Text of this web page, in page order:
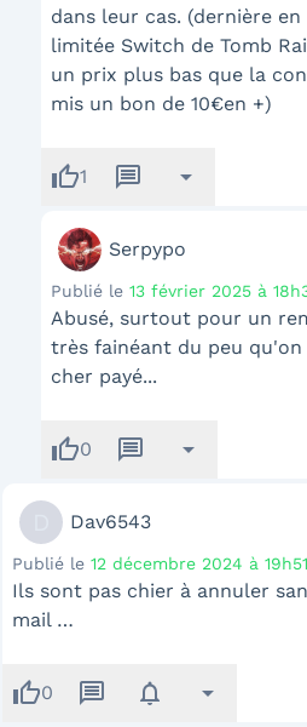
dans leur cas. (dernière
limitée Switch de Tomb
un prix plus bas que la
mis un bon de 10€en +)
thumb_up1 message arrow_drop_down
Serpypo
Publié le 13 février 2025 à
Abusé, surtout pour un
très fainéant du peu qu'on
cher payé...
thumb_up0 message arrow_drop_down
Dav6543
Publié le 12 décembre 2024 à 19h51
Ils sont pas chier à annuler
mail …
thumb_up0 message notifications arrow_drop_down